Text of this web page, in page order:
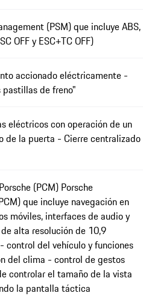
(PSM) que incluye ABS,
OFF y ESC+TC OFF)
accionado eléctricamente -
de freno"
eléctricos con operación de un
de la puerta - Cierre centralizado
(PCM) Porsche
que incluye navegación en
móviles, interfaces de audio y
alta resolución de 10,9
control del vehículo y funciones
del clima - control de gestos
controlar el tamaño de la vista
la pantalla táctica